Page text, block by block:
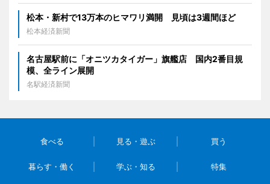
松本・新村で13万本のヒマワリ満開 見頃は3週間ほど
松本経済新聞
名古屋駅前に「オニツカタイガー」旗艦店 国内2番目規
模、全ライン展開
名駅経済新聞
食べる 見る・遊ぶ 買う
暮らす・働く 学ぶ・知る 特集